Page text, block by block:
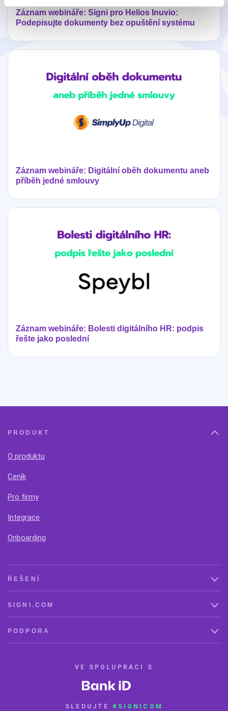
Záznam webináře: Signi pro Helios Inuvio:
Podepisujte dokumenty bez opuštění systému
Záznam webináře: Digitální oběh dokumentu aneb
příběh jedné smlouvy
Záznam webináře: Bolesti digitálního HR: podpis
řešte jako poslední
PRODUKT
O produktu
Ceník
Pro firmy
Integrace
Onboarding
ŘEŠENÍ
SIGNI.COM
PODPORA
VE SPOLUPRÁCI S
SLEDUJTE #SIGNICOM